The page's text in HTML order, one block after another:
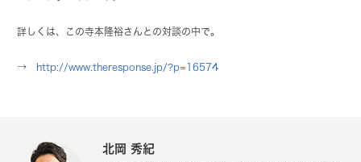
詳しくは、この寺本隆裕さんとの対談の中で。
→ http://www.theresponse.jp/?p=16574
北岡 秀紀